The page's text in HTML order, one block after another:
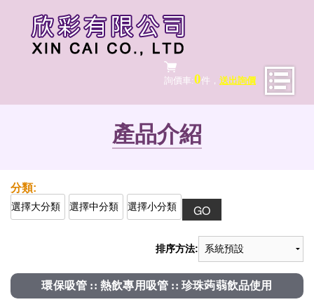
詢價車:0件， 送出詢價
產品介紹
排序方法:
環保吸管 :: 熱飲專用吸管 :: 珍珠蒟蒻飲品使用